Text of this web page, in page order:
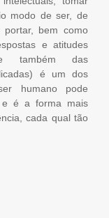
modo de ser, de
bem como
e atitudes
também das
é um dos
humano pode
e é a forma mais
cada qual tão